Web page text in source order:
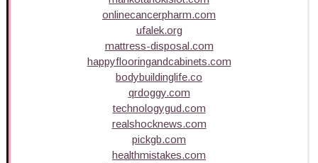
onlinecancerpharm.com
ufalek.org
mattress-disposal.com
happyflooringandcabinets.com
bodybuildinglife.co
qrdoggy.com
technologygud.com
realshocknews.com
pickgb.com
healthmistakes.com